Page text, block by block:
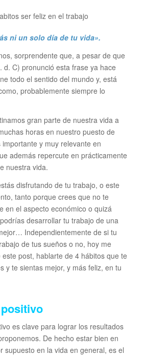
ni un solo día de tu vida».
sorprendente que, a pesar de que
d. C) pronunció esta frase ya hace
todo el sentido del mundo y, está
probablemente siempre lo
gran parte de nuestra vida a
horas en nuestro puesto de
y muy relevante en
además repercute en prácticamente
nuestra vida.
disfrutando de tu trabajo, o este
tanto porque crees que no te
en el aspecto económico o quizá
desarrollar tu trabajo de una
Independientemente de si tu
de tus sueños o no, hoy me
post, hablarte de 4 hábitos que te
y te sientas mejor, y más feliz, en tu
es clave para lograr los resultados
De hecho estar bien en
supuesto en la vida en general, es el